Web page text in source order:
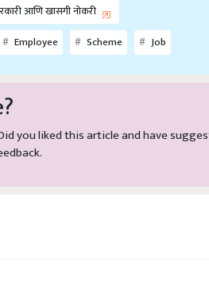
आणि खासगी नोकरी
Employee Scheme Job
you liked this article and have